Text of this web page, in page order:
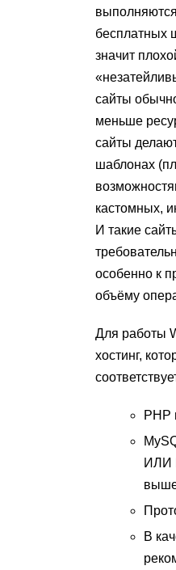
бесплатных
значит
сайты
меньше
сайты
шаблонах
кастомных,
И такие
особенно к
объёму
Для работы
хостинг,
PHP
ИЛИ
В